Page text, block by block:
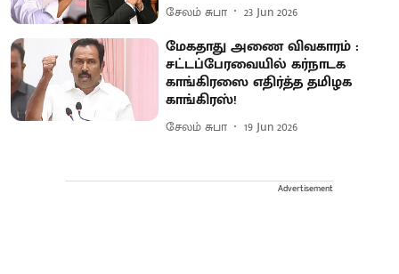
சேலம் சுபா 23 Jun 2026
மேகதாது அணை விவகாரம் :
சட்டப்பேரவையில் கர்நாடக
காங்கிரஸை எதிர்த்த தமிழக
காங்கிரஸ்!
சேலம் சுபா 19 Jun 2026
Advertisement